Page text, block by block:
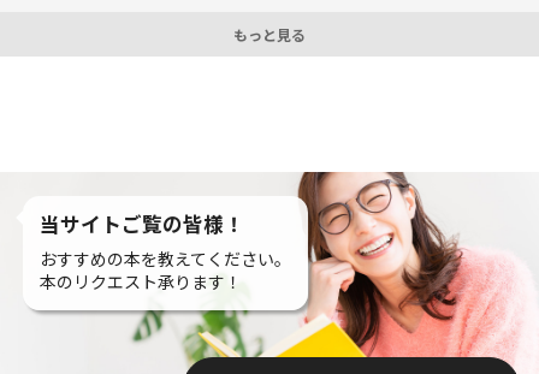
もっと見る
当サイトご覧の皆様！
おすすめの本を教えてください。
本のリクエスト承ります！